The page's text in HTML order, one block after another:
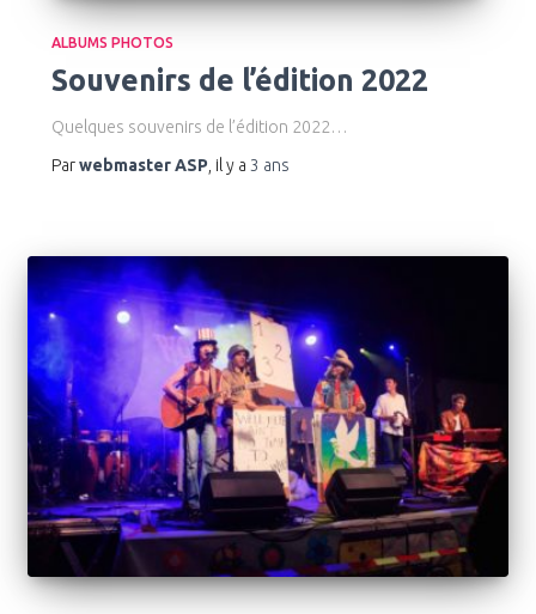
ALBUMS PHOTOS
Souvenirs de l’édition 2022
Quelques souvenirs de l’édition 2022…
Parwebmaster ASP , il y a 3 ans